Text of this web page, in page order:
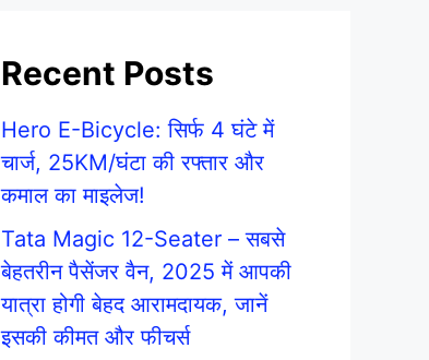
Recent Posts
Hero E-Bicycle: सिर्फ 4 घंटे में
चार्ज, 25KM/घंटा की रफ्तार और
कमाल का माइलेज!
Tata Magic 12-Seater – सबसे
बेहतरीन पैसेंजर वैन, 2025 में आपकी
यात्रा होगी बेहद आरामदायक, जानें
इसकी कीमत और फीचर्स